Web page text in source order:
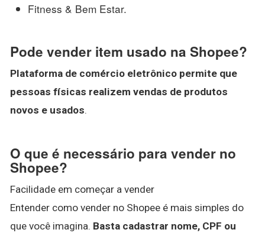
Fitness & Bem Estar.
Pode vender item usado na Shopee?
Plataforma de comércio eletrônico permite que
pessoas físicas realizem vendas de produtos
novos e usados.
O que é necessário para vender no
Shopee?
Facilidade em começar a vender
Entender como vender no Shopee é mais simples do
que você imagina. Basta cadastrar nome, CPF ou